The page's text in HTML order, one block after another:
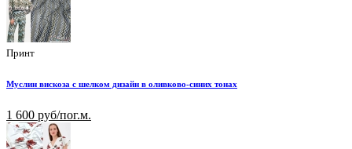
Принт
Муслин вискоза с шелком дизайн в оливково-синих тонах
1 600 руб/пог.м.